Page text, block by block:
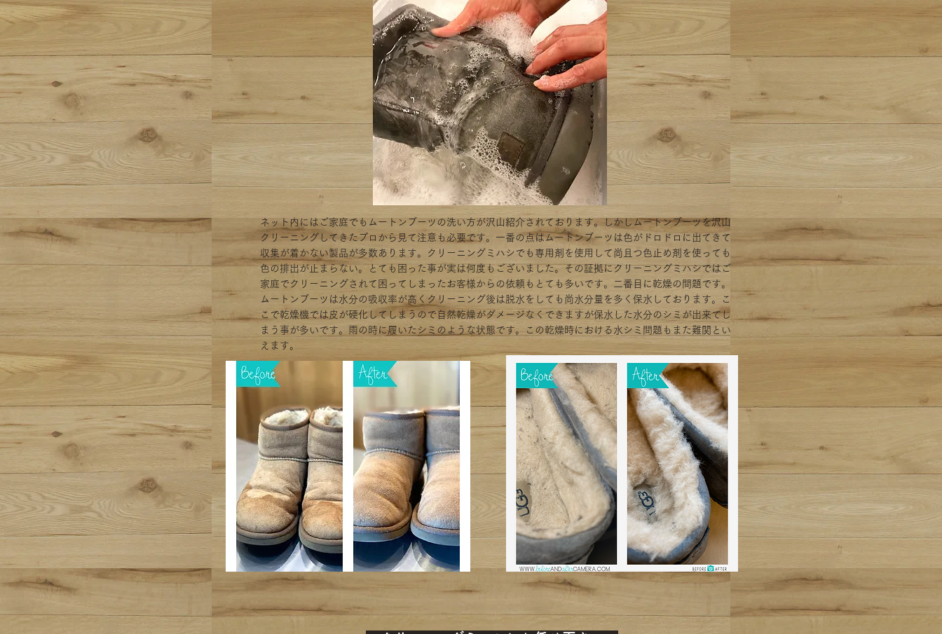
ネット内にはご家庭でもムートンブーツの洗い方が沢山紹介されております。しかしムートンブーツを沢山
クリーニングしてきたプロから見て注意も必要です。一番の点はムートンブーツは色がドロドロに出てきて
収集が着かない製品が多数あります。クリーニングミハシでも専用剤を使用して尚且つ色止め剤を使っても
色の排出が止まらない。とても困った事が実は何度もございました。その証拠にクリーニングミハシではご
家庭でクリーニングされて困ってしまったお客様からの依頼もとても多いです。二番目に乾燥の問題です。
ムートンブーツは水分の吸収率が高くクリーニング後は脱水をしても尚水分量を多く保水しております。こ
こで乾燥機では皮が硬化してしまうので自然乾燥がダメージなくできますが保水した水分のシミが出来てし
まう事が多いです。雨の時に履いたシミのような状態です。この乾燥時における水シミ問題もまた難関とい
えます。